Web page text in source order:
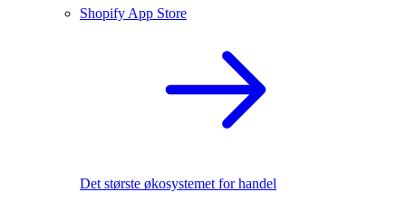
Shopify App Store
Det største økosystemet for handel